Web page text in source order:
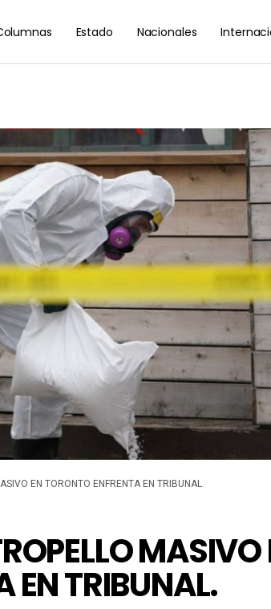
Estado Nacionales
EN TORONTO ENFRENTA EN TRIBUNAL.
MASIVO
EN TRIBUNAL.